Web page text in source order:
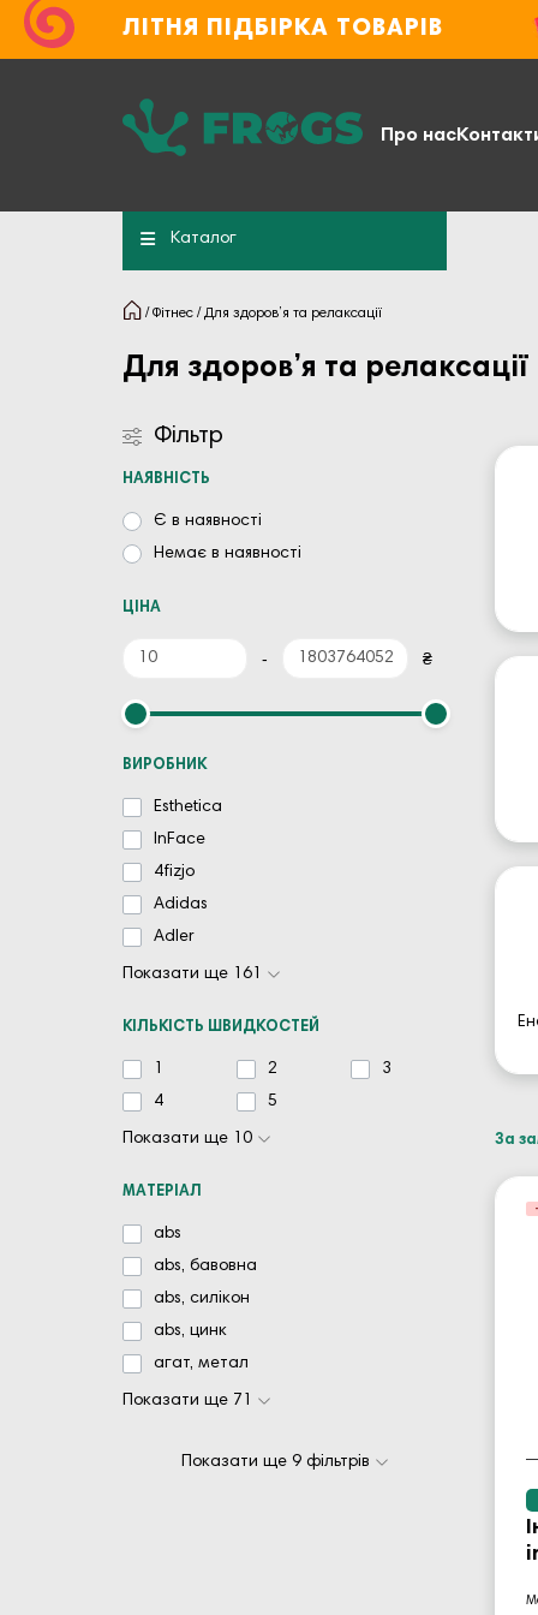
ЛІТНЯ ПІДБІРКА ТОВАРІВ
Про нас
Каталог
Фітнес Для здоров’я та релаксації
Для здоров’я та релаксації
Фільтр
НАЯВНІСТЬ
Є в наявності
Немає в наявності
ЦІНА
- ₴
ВИРОБНИК
Esthetica
InFace
4fizjo
Adidas
Adler
Показати ще 161
КІЛЬКІСТЬ ШВИДКОСТЕЙ
1 2
3
4
5
Показати ще 10
МАТЕРІАЛ
abs
abs, бавовна
abs, силікон
abs, цинк
агат, метал
Показати ще 71
Показати ще 9 фільтрів
За